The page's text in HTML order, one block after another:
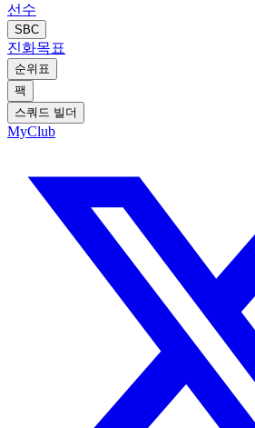
선수
SBC
진화목표
순위표
팩
스쿼드 빌더
MyClub